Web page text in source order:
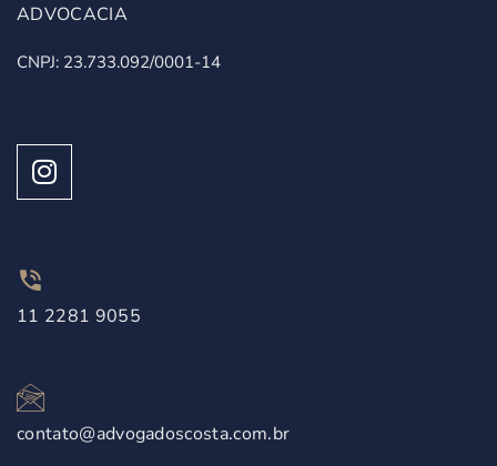
ADVOCACIA
CNPJ: 23.733.092/0001-14
11 2281 9055
contato@advogadoscosta.com.br